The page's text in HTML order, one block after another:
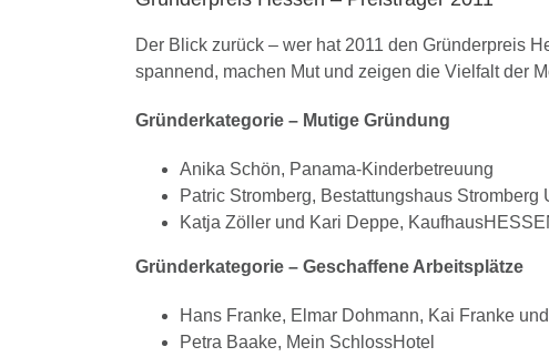
Der Blick zurück – wer hat 2011 den Gründerpreis
spannend, machen Mut und zeigen die Vielfalt der
Gründerkategorie – Mutige Gründung
Anika Schön, Panama-Kinderbetreuung
Patric Stromberg, Bestattungshaus Stromberg
Katja Zöller und Kari Deppe,
Gründerkategorie – Geschaffene Arbeitsplätze
Hans Franke, Elmar Dohmann, Kai Franke
Petra Baake, Mein SchlossHotel